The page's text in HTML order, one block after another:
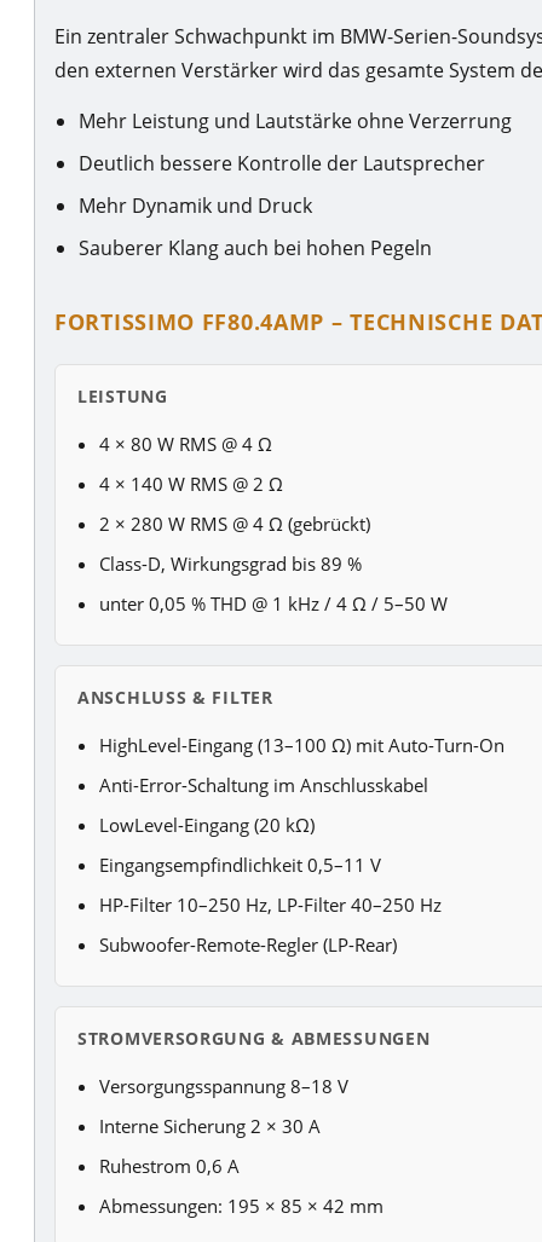
Ein zentraler Schwachpunkt im BMW-Serien-
den externen Verstärker wird das gesamte System
Mehr Leistung und Lautstärke ohne Verzerrung
Deutlich bessere Kontrolle der Lautsprecher
Mehr Dynamik und Druck
Sauberer Klang auch bei hohen Pegeln
FORTISSIMO FF80.4AMP – TECHNISCHE
LEISTUNG
4 × 80 W RMS @ 4 Ω
4 × 140 W RMS @ 2 Ω
2 × 280 W RMS @ 4 Ω (gebrückt)
Class-D, Wirkungsgrad bis 89 %
unter 0,05 % THD @ 1 kHz / 4 Ω / 5–50 W
ANSCHLUSS & FILTER
HighLevel-Eingang (13–100 Ω) mit Auto-Turn-On
Anti-Error-Schaltung im Anschlusskabel
LowLevel-Eingang (20 kΩ)
Eingangsempfindlichkeit 0,5–11 V
HP-Filter 10–250 Hz, LP-Filter 40–250 Hz
Subwoofer-Remote-Regler (LP-Rear)
STROMVERSORGUNG & ABMESSUNGEN
Versorgungsspannung 8–18 V
Interne Sicherung 2 × 30 A
Ruhestrom 0,6 A
Abmessungen: 195 × 85 × 42 mm